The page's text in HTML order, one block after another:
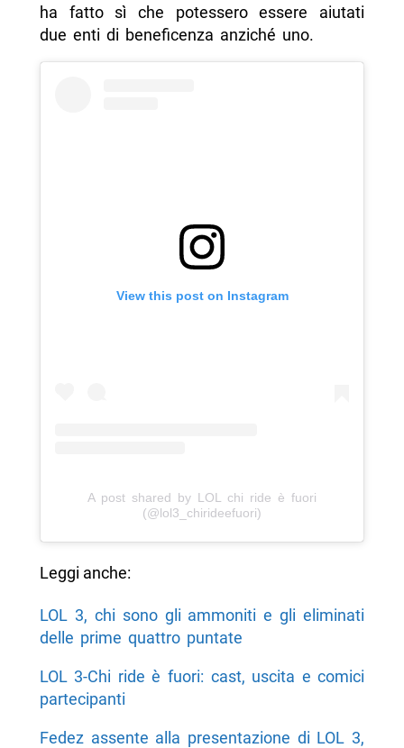
ha fatto sì che potessero essere aiutati
due enti di beneficenza anziché uno.
View this post on Instagram
A post shared by LOL chi ride è fuori
(@lol3_chirideefuori)
Leggi anche:
LOL 3, chi sono gli ammoniti e gli eliminati
delle prime quattro puntate
LOL 3-Chi ride è fuori: cast, uscita e comici
partecipanti
Fedez assente alla presentazione di LOL 3,